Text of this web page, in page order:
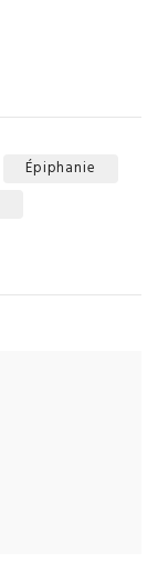
Épiphanie